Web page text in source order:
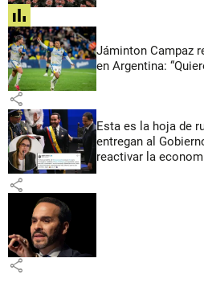
share
Jáminton Campaz
en Argentina:
share
Esta es la hoja de
entregan al
reactivar la
share
share